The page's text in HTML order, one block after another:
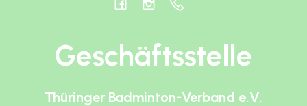
Geschäftsstelle
Thüringer Badminton-Verband e.V.